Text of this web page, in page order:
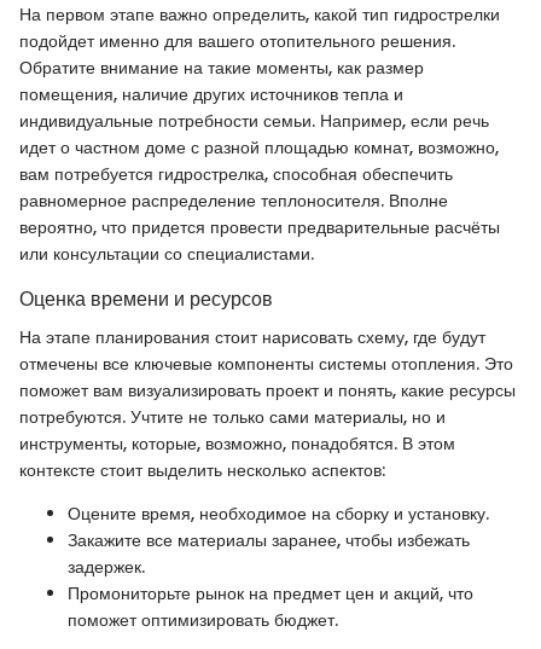
На первом этапе важно определить, какой тип гидрострелки
подойдет именно для вашего отопительного решения.
Обратите внимание на такие моменты, как размер
помещения, наличие других источников тепла и
индивидуальные потребности семьи. Например, если речь
идет о частном доме с разной площадью комнат, возможно,
вам потребуется гидрострелка, способная обеспечить
равномерное распределение теплоносителя. Вполне
вероятно, что придется провести предварительные расчёты
или консультации со специалистами.
Оценка времени и ресурсов
На этапе планирования стоит нарисовать схему, где будут
отмечены все ключевые компоненты системы отопления. Это
поможет вам визуализировать проект и понять, какие ресурсы
потребуются. Учтите не только сами материалы, но и
инструменты, которые, возможно, понадобятся. В этом
контексте стоит выделить несколько аспектов:
Оцените время, необходимое на сборку и установку.
Закажите все материалы заранее, чтобы избежать
задержек.
Промониторьте рынок на предмет цен и акций, что
поможет оптимизировать бюджет.